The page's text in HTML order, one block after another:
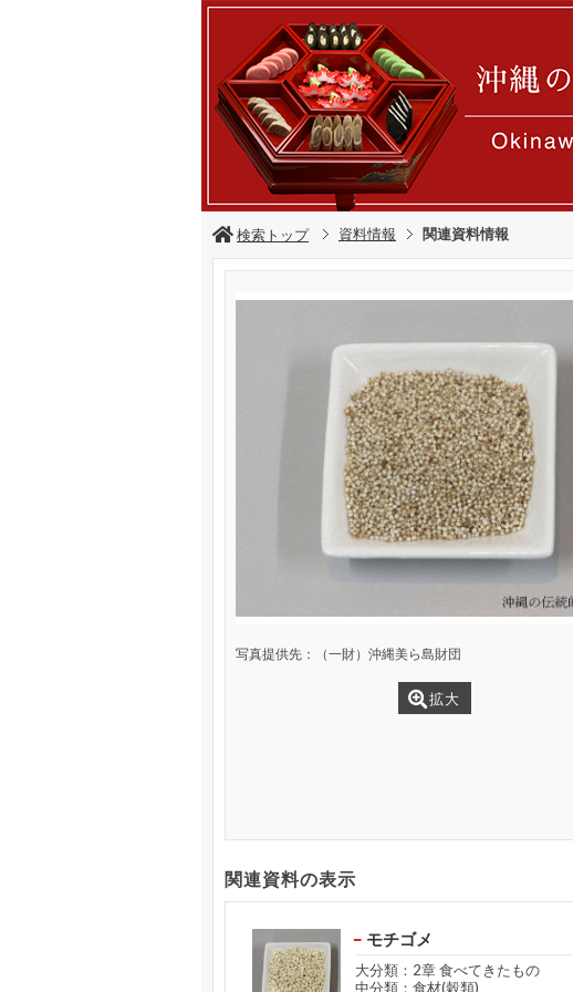
検索トップ 資料情報 関連資料情報
写真提供先：（一財）沖縄美ら島財団
拡大
関連資料の表示
モチゴメ
大分類：2章 食べてきたもの
中分類：食材(穀類)